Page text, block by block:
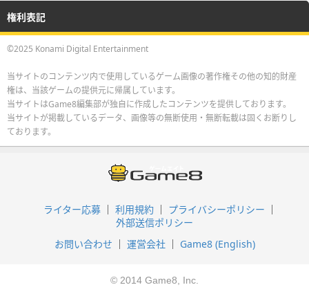
権利表記
©2025 Konami Digital Entertainment
当サイトのコンテンツ内で使用しているゲーム画像の著作権その他の知的財産
権は、当該ゲームの提供元に帰属しています。
当サイトはGame8編集部が独自に作成したコンテンツを提供しております。
当サイトが掲載しているデータ、画像等の無断使用・無断転載は固くお断りし
ております。
ライター応募 利用規約
プライバシーポリシー
外部送信ポリシー
お問い合わせ
運営会社 Game8 (English)
© 2014 Game8, Inc.